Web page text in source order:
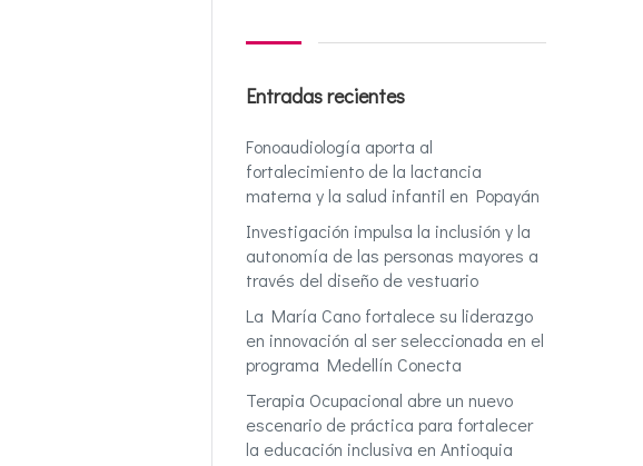
Entradas recientes
Fonoaudiología aporta al
fortalecimiento de la lactancia
materna y la salud infantil en Popayán
Investigación impulsa la inclusión y la
autonomía de las personas mayores a
través del diseño de vestuario
La María Cano fortalece su liderazgo
en innovación al ser seleccionada en el
programa Medellín Conecta
Terapia Ocupacional abre un nuevo
escenario de práctica para fortalecer
la educación inclusiva en Antioquia